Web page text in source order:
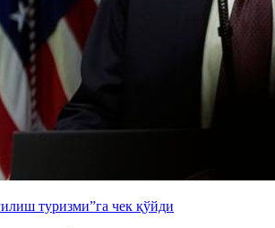
туризми”га чек қўйди